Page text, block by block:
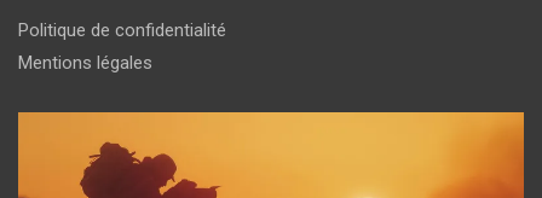
Politique de confidentialité
Mentions légales